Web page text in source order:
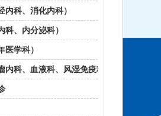
内科、消化内科）
科、内分泌科）
医学科）
内科、血液科、风湿免疫科）